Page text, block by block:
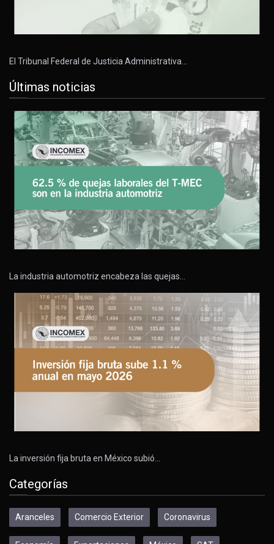
El Tribunal Federal de Justicia Administrativa…
Últimas noticias
La industria automotriz encabeza las quejas…
La inversión fija bruta en México subió…
Categorías
Aranceles Comercio Exterior Coronavirus